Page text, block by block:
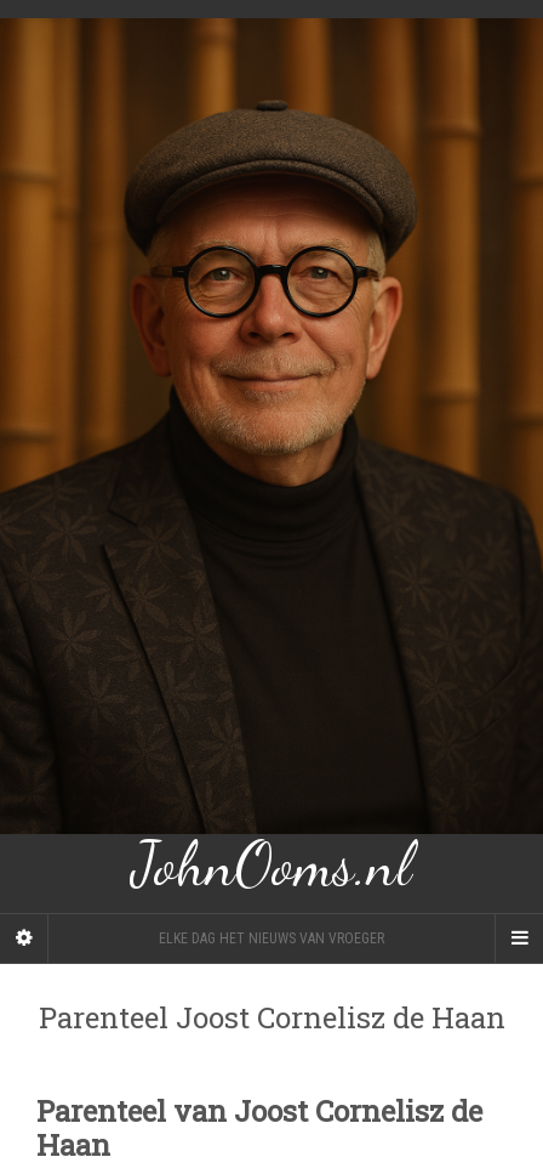
JohnOoms.nl
ELKE DAG HET NIEUWS VAN VROEGER
Parenteel Joost Cornelisz de Haan
Parenteel van Joost Cornelisz de
Haan